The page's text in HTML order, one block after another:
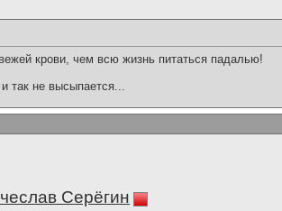
крови, чем всю жизнь питаться падалью!
так не высыпается...
Серёгин